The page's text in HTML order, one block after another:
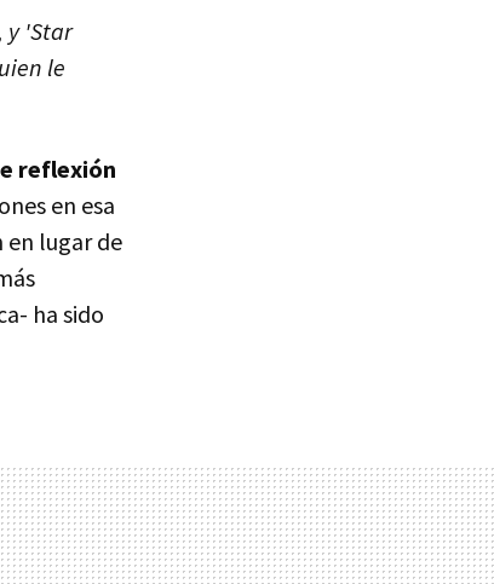
y 'Star
le
reflexión
en esa
en lugar de
ha sido